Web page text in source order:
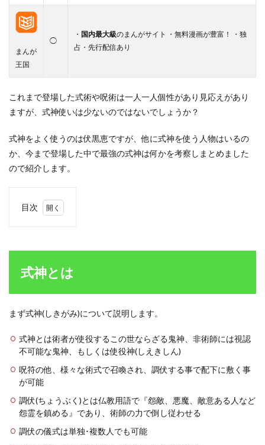
まんが
王国
◯
・ 国内最大級のまんがサイト ・無料漫画が豊富！ ・独
占・先行配信あり
これまで登場した式術や呪術は一人一人個性があり見応えがあり
ますが、式神使いは少ないのではないでしょうか？
式神をよく使うのは伏黒恵ですが、他に式神を使う人物はいるの
か、今まで登場した中で最強の式神は何かを考察しまとめました
ので紹介します。
目次
式神
の年
齢・
誕生
身長
1.1.1
伏黒恵
の年
生日・
身長
1.1.2
式神とは
まず式神(しきがみ)について説明します。
式神とは術者が使役するこの世ならざる鬼神、非術師には視認
不可能な鬼神、もしくは使役神(しえきしん)
呪符の他、様々な術式で召喚され、調伏する事で配下に敷く事
が可能
調伏(ちょうぶく)とは仏教用語で『怨敵、悪魔、敵意ある人など
怨霊を鎮める』であり、術師の力で倒し従わせる
調伏の儀式は単独･複数人でも可能